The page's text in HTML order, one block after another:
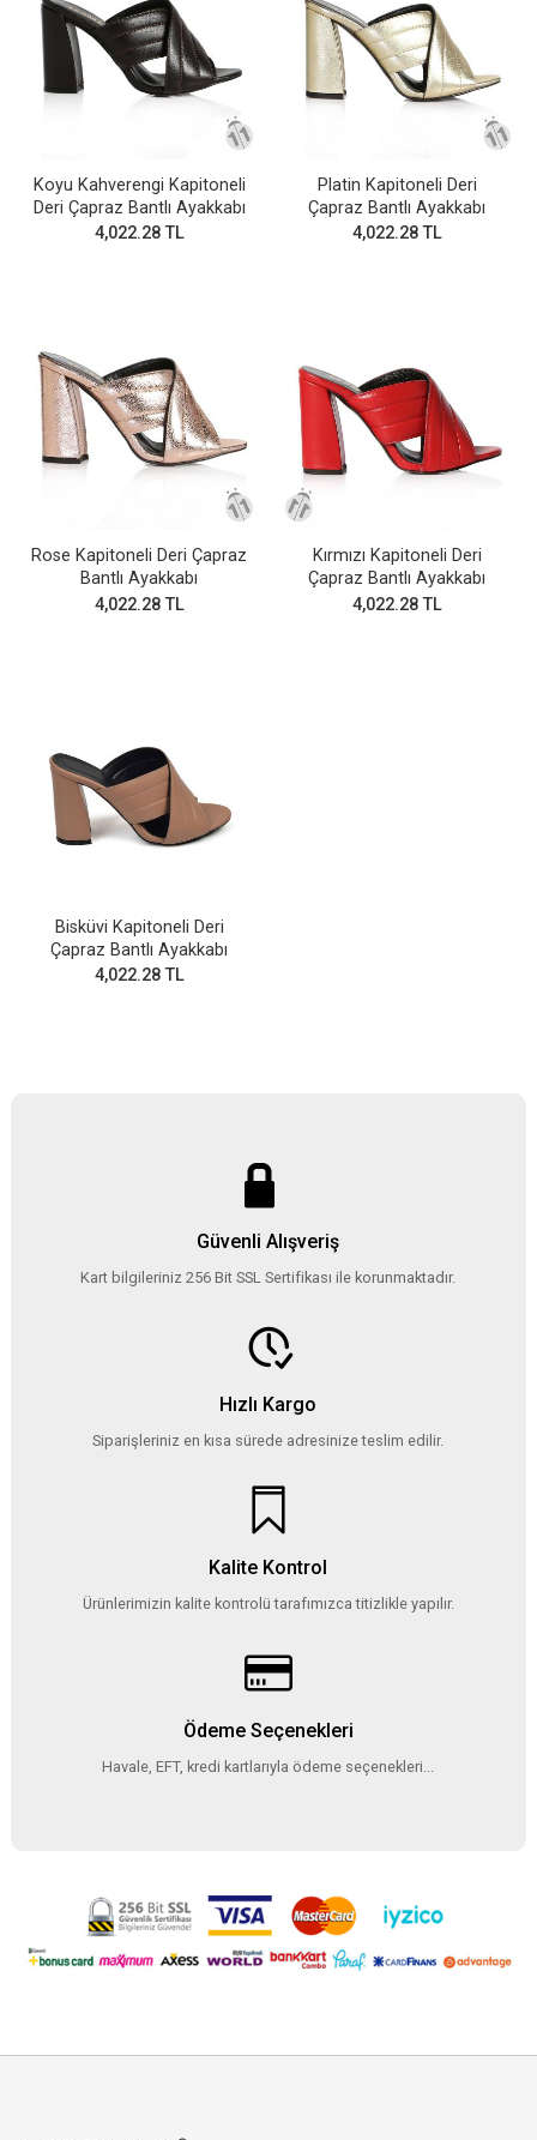
Koyu Kahverengi Kapitoneli
Deri Çapraz Bantlı Ayakkabı
4,022.28 TL
Platin Kapitoneli Deri
Çapraz Bantlı Ayakkabı
4,022.28 TL
Rose Kapitoneli Deri Çapraz
Bantlı Ayakkabı
4,022.28 TL
Kırmızı Kapitoneli Deri
Çapraz Bantlı Ayakkabı
4,022.28 TL
Bisküvi Kapitoneli Deri
Çapraz Bantlı Ayakkabı
4,022.28 TL
Güvenli Alışveriş
Kart bilgileriniz 256 Bit SSL Sertifikası ile korunmaktadır.
Hızlı Kargo
Siparişleriniz en kısa sürede adresinize teslim edilir.
Kalite Kontrol
Ürünlerimizin kalite kontrolü tarafımızca titizlikle yapılır.
Ödeme Seçenekleri
Havale, EFT, kredi kartlarıyla ödeme seçenekleri...